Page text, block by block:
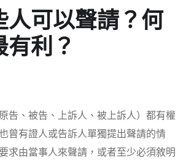
人可以聲請？何
利？
告、被告、上訴人、被上訴人）都有權
曾有證人或告訴人單獨提出聲請的情
求由當事人來聲請，或者至少必須敘明